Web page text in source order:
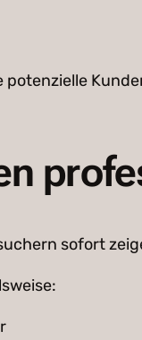
potenzielle
sofort